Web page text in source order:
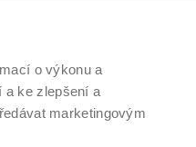
V BRNĚ
o výkonu a
a ke zlepšení a
marketingovým